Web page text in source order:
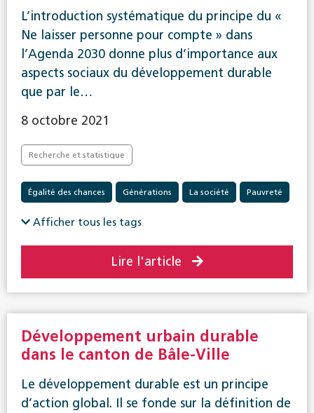
L’introduction systématique du principe du «
Ne laisser personne pour compte » dans
l’Agenda 2030 donne plus d’importance aux
aspects sociaux du développement durable
que par le…
8 octobre 2021
Recherche et statistique
Égalité des chances Générations La société Pauvreté
Politique sociale en général
Afficher tous les tags
Lire l'article
Développement urbain durable
dans le canton de Bâle-Ville
Le développement durable est un principe
d’action global. Il se fonde sur la définition de